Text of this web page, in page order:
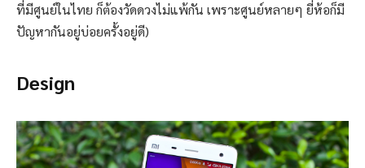
ที่มีศูนย์ในไทย ก็ต้องวัดดวงไม่แพ้กัน เพราะศูนย์หลายๆ ยี่ห้อก็มี
ปัญหากันอยู่บ่อยครั้งอยู่ดี)
Design